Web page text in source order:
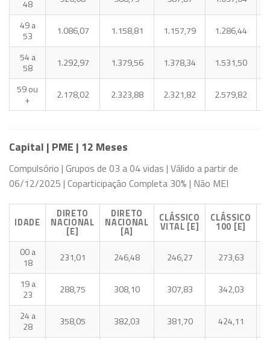
48
49 a
53
1.086,07 1.158,81 1.157,79 1.286,44
54 a
58
1.292,97 1.379,56 1.378,34 1.531,50
59 ou
+
2.178,02 2.323,88 2.321,82 2.579,82
Capital | PME | 12 Meses
Compulsório | Grupos de 03 a 04 vidas | Válido a partir de
06/12/2025 | Coparticipação Completa 30% | Não MEI
IDADE
DIRETO
NACIONAL
[E]
DIRETO
NACIONAL
[A]
CLÁSSICO
VITAL [E]
CLÁSSICO
100 [E]
00 a
18
231,01 246,48 246,27 273,63
19 a
23
288,75 308,10 307,83 342,03
24 a
28
358,05 382,03 381,70 424,11